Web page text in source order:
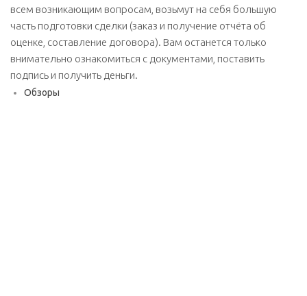
всем возникающим вопросам, возьмут на себя большую
часть подготовки сделки (заказ и получение отчёта об
оценке, составление договора). Вам останется только
внимательно ознакомиться с документами, поставить
подпись и получить деньги.
Обзоры